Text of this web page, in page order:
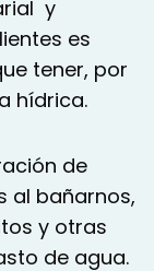
y
es
tener, por
hídrica.
de
al bañarnos,
y otras
de agua.